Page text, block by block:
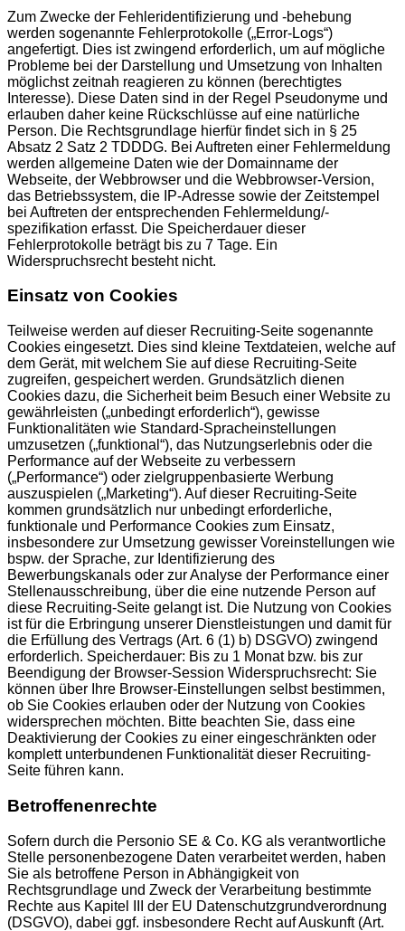
Zum Zwecke der Fehleridentifizierung und -behebung
werden sogenannte Fehlerprotokolle („Error-Logs“)
angefertigt. Dies ist zwingend erforderlich, um auf mögliche
Probleme bei der Darstellung und Umsetzung von Inhalten
möglichst zeitnah reagieren zu können (berechtigtes
Interesse). Diese Daten sind in der Regel Pseudonyme und
erlauben daher keine Rückschlüsse auf eine natürliche
Person. Die Rechtsgrundlage hierfür findet sich in § 25
Absatz 2 Satz 2 TDDDG. Bei Auftreten einer Fehlermeldung
werden allgemeine Daten wie der Domainname der
Webseite, der Webbrowser und die Webbrowser-Version,
das Betriebssystem, die IP-Adresse sowie der Zeitstempel
bei Auftreten der entsprechenden Fehlermeldung/-
spezifikation erfasst. Die Speicherdauer dieser
Fehlerprotokolle beträgt bis zu 7 Tage. Ein
Widerspruchsrecht besteht nicht.
Einsatz von Cookies
Teilweise werden auf dieser Recruiting-Seite sogenannte
Cookies eingesetzt. Dies sind kleine Textdateien, welche auf
dem Gerät, mit welchem Sie auf diese Recruiting-Seite
zugreifen, gespeichert werden. Grundsätzlich dienen
Cookies dazu, die Sicherheit beim Besuch einer Website zu
gewährleisten („unbedingt erforderlich“), gewisse
Funktionalitäten wie Standard-Spracheinstellungen
umzusetzen („funktional“), das Nutzungserlebnis oder die
Performance auf der Webseite zu verbessern
(„Performance“) oder zielgruppenbasierte Werbung
auszuspielen („Marketing“). Auf dieser Recruiting-Seite
kommen grundsätzlich nur unbedingt erforderliche,
funktionale und Performance Cookies zum Einsatz,
insbesondere zur Umsetzung gewisser Voreinstellungen wie
bspw. der Sprache, zur Identifizierung des
Bewerbungskanals oder zur Analyse der Performance einer
Stellenausschreibung, über die eine nutzende Person auf
diese Recruiting-Seite gelangt ist. Die Nutzung von Cookies
ist für die Erbringung unserer Dienstleistungen und damit für
die Erfüllung des Vertrags (Art. 6 (1) b) DSGVO) zwingend
erforderlich. Speicherdauer: Bis zu 1 Monat bzw. bis zur
Beendigung der Browser-Session Widerspruchsrecht: Sie
können über Ihre Browser-Einstellungen selbst bestimmen,
ob Sie Cookies erlauben oder der Nutzung von Cookies
widersprechen möchten. Bitte beachten Sie, dass eine
Deaktivierung der Cookies zu einer eingeschränkten oder
komplett unterbundenen Funktionalität dieser Recruiting-
Seite führen kann.
Betroffenenrechte
Sofern durch die Personio SE & Co. KG als verantwortliche
Stelle personenbezogene Daten verarbeitet werden, haben
Sie als betroffene Person in Abhängigkeit von
Rechtsgrundlage und Zweck der Verarbeitung bestimmte
Rechte aus Kapitel III der EU Datenschutzgrundverordnung
(DSGVO), dabei ggf. insbesondere Recht auf Auskunft (Art.